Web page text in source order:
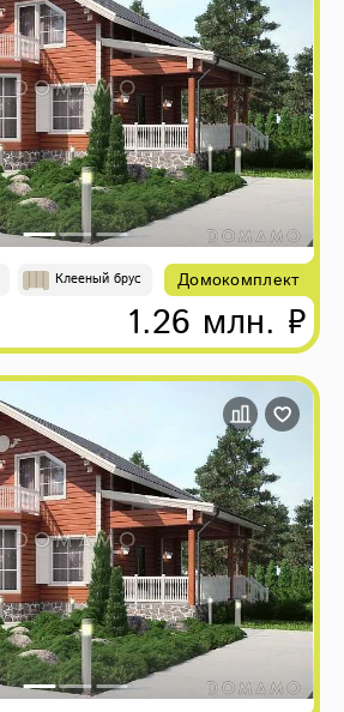
Клееный брус Домокомплект
1.26 млн. ₽